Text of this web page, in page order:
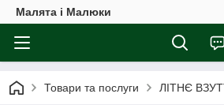
Малята і Малюки
Товари та послуги ЛІТНЄ